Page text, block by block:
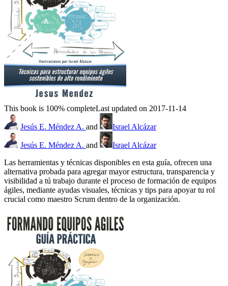
This book is 100% completeLast updated on 2017-11-14
Jesús E. Méndez A. and Israel Alcázar
Jesús E. Méndez A. and
Israel Alcázar
Las herramientas y técnicas disponibles en esta guía, ofrecen una
alternativa probada para agregar mayor estructura, transparencia y
visibilidad a tú trabajo durante el proceso de formación de equipos
ágiles, mediante ayudas visuales, técnicas y tips para apoyar tu rol
crucial como maestro Scrum dentro de la organización.